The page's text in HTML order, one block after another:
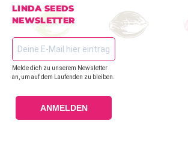
LINDA SEEDS
NEWSLETTER
Melde dich zu unserem Newsletter
an, um auf dem Laufenden zu bleiben.
ANMELDEN